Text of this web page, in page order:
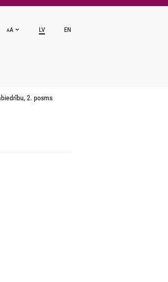
AA LV EN
2. posms